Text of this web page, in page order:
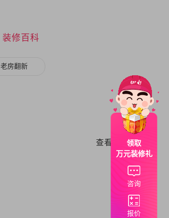
装修百科
老房翻新
查看更多>领取
万元装修礼
咨询
报价